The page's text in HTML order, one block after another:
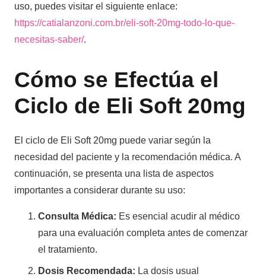
uso, puedes visitar el siguiente enlace:
https://catialanzoni.com.br/eli-soft-20mg-todo-lo-que-
necesitas-saber/.
Cómo se Efectúa el
Ciclo de Eli Soft 20mg
El ciclo de Eli Soft 20mg puede variar según la
necesidad del paciente y la recomendación médica. A
continuación, se presenta una lista de aspectos
importantes a considerar durante su uso:
Consulta Médica: Es esencial acudir al médico
para una evaluación completa antes de comenzar
el tratamiento.
Dosis Recomendada: La dosis usual